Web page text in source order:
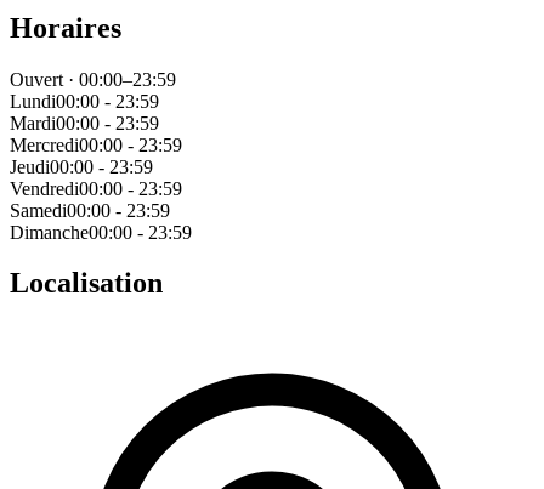
Horaires
Ouvert · 00:00–23:59
Lundi00:00 - 23:59
Mardi00:00 - 23:59
Mercredi00:00 - 23:59
Jeudi00:00 - 23:59
Vendredi00:00 - 23:59
Samedi00:00 - 23:59
Dimanche00:00 - 23:59
Localisation